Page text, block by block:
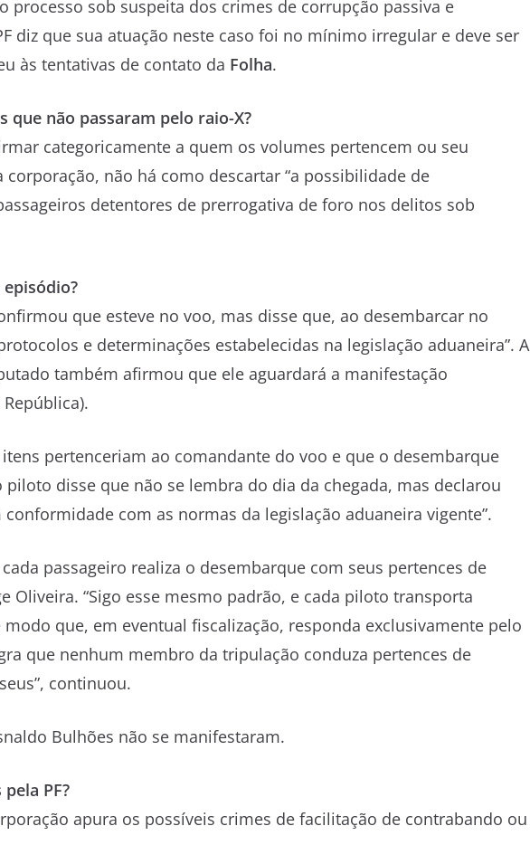
processo sob suspeita dos crimes de corrupção passiva e
diz que sua atuação neste caso foi no mínimo irregular e deve ser
às tentativas de contato da Folha.
que não passaram pelo raio-X?
categoricamente a quem os volumes pertencem ou seu
corporação, não há como descartar “a possibilidade de
detentores de prerrogativa de foro nos delitos sob
que esteve no voo, mas disse que, ao desembarcar no
e determinações estabelecidas na legislação aduaneira”. A
também afirmou que ele aguardará a manifestação
pertenceriam ao comandante do voo e que o desembarque
piloto disse que não se lembra do dia da chegada, mas declarou
com as normas da legislação aduaneira vigente”.
passageiro realiza o desembarque com seus pertences de
Oliveira. “Sigo esse mesmo padrão, e cada piloto transporta
que, em eventual fiscalização, responda exclusivamente pelo
que nenhum membro da tripulação conduza pertences de
continuou.
Bulhões não se manifestaram.
PF?
apura os possíveis crimes de facilitação de contrabando ou